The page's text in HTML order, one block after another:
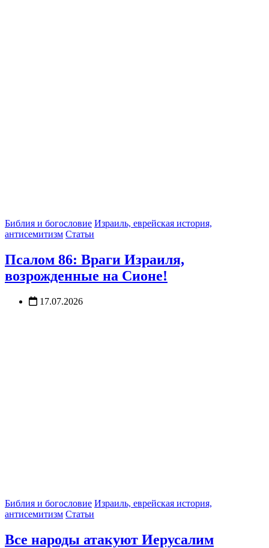
Библия и богословие Израиль, еврейская история,
антисемитизм Статьи
Псалом 86: Враги Израиля,
возрожденные на Сионе!
17.07.2026
Библия и богословие Израиль, еврейская история,
антисемитизм Статьи
Все народы атакуют Иерусалим